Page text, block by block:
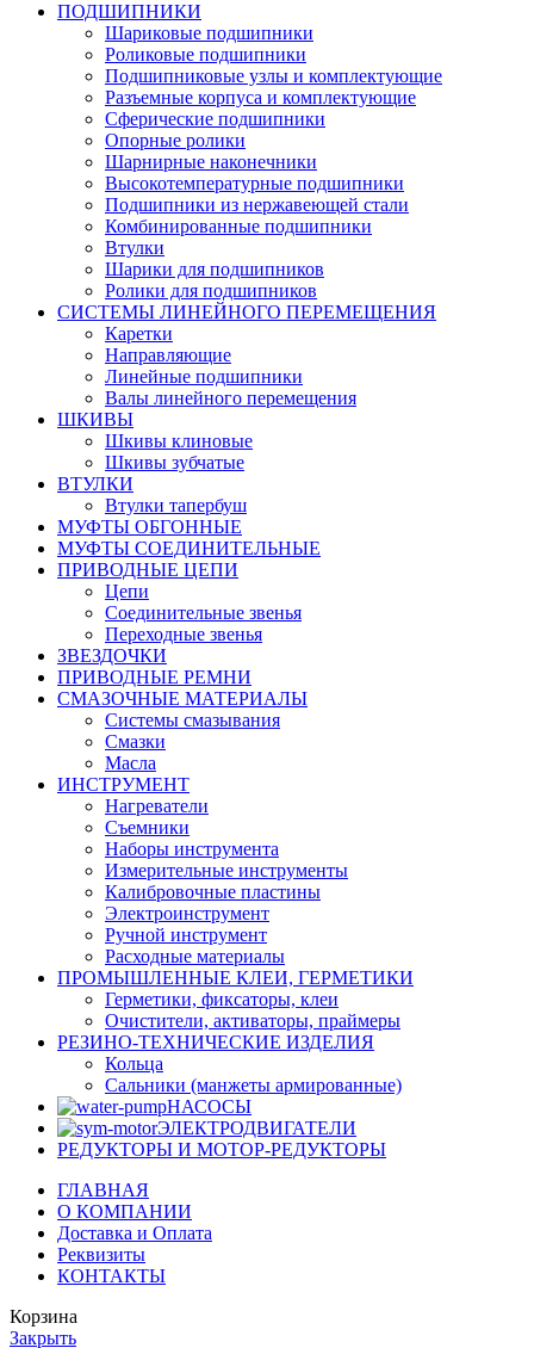
ПОДШИПНИКИ
Шариковые подшипники
Роликовые подшипники
Подшипниковые узлы и комплектующие
Разъемные корпуса и комплектующие
Сферические подшипники
Опорные ролики
Шарнирные наконечники
Высокотемпературные подшипники
Подшипники из нержавеющей стали
Комбинированные подшипники
Втулки
Шарики для подшипников
Ролики для подшипников
СИСТЕМЫ ЛИНЕЙНОГО ПЕРЕМЕЩЕНИЯ
Каретки
Направляющие
Линейные подшипники
Валы линейного перемещения
ШКИВЫ
Шкивы клиновые
Шкивы зубчатые
ВТУЛКИ
Втулки тапербуш
МУФТЫ ОБГОННЫЕ
МУФТЫ СОЕДИНИТЕЛЬНЫЕ
ПРИВОДНЫЕ ЦЕПИ
Цепи
Соединительные звенья
Переходные звенья
ЗВЕЗДОЧКИ
ПРИВОДНЫЕ РЕМНИ
СМАЗОЧНЫЕ МАТЕРИАЛЫ
Системы смазывания
Смазки
Масла
ИНСТРУМЕНТ
Нагреватели
Съемники
Наборы инструмента
Измерительные инструменты
Калибровочные пластины
Электроинструмент
Ручной инструмент
Расходные материалы
ПРОМЫШЛЕННЫЕ КЛЕИ, ГЕРМЕТИКИ
Герметики, фиксаторы, клеи
Очистители, активаторы, праймеры
РЕЗИНО-ТЕХНИЧЕСКИЕ ИЗДЕЛИЯ
Кольца
Сальники (манжеты армированные)
НАСОСЫ
ЭЛЕКТРОДВИГАТЕЛИ
РЕДУКТОРЫ И МОТОР-РЕДУКТОРЫ
ГЛАВНАЯ
О КОМПАНИИ
Доставка и Оплата
Реквизиты
КОНТАКТЫ
Корзина
Закрыть